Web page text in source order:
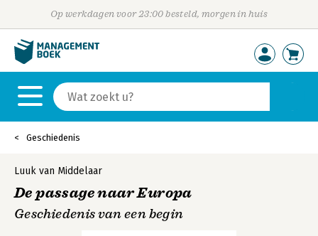
Op werkdagen voor 23:00 besteld, morgen in huis
Geschiedenis
Luuk van Middelaar
De passage naar Europa
Geschiedenis van een begin